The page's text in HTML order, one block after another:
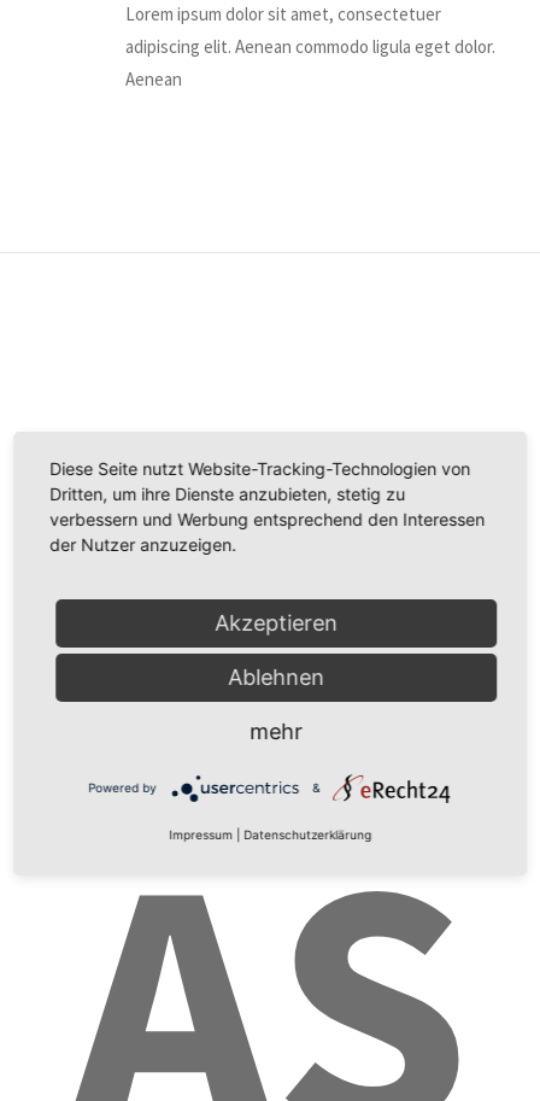
Lorem ipsum dolor sit amet, consectetuer
adipiscing elit. Aenean commodo ligula eget dolor.
Aenean
TE
AS
Diese Seite nutzt Website-Tracking-Technologien von
Dritten, um ihre Dienste anzubieten, stetig zu
verbessern und Werbung entsprechend den Interessen
der Nutzer anzuzeigen.
Akzeptieren
Ablehnen
mehr
Powered by &
Impressum Datenschutzerklärung